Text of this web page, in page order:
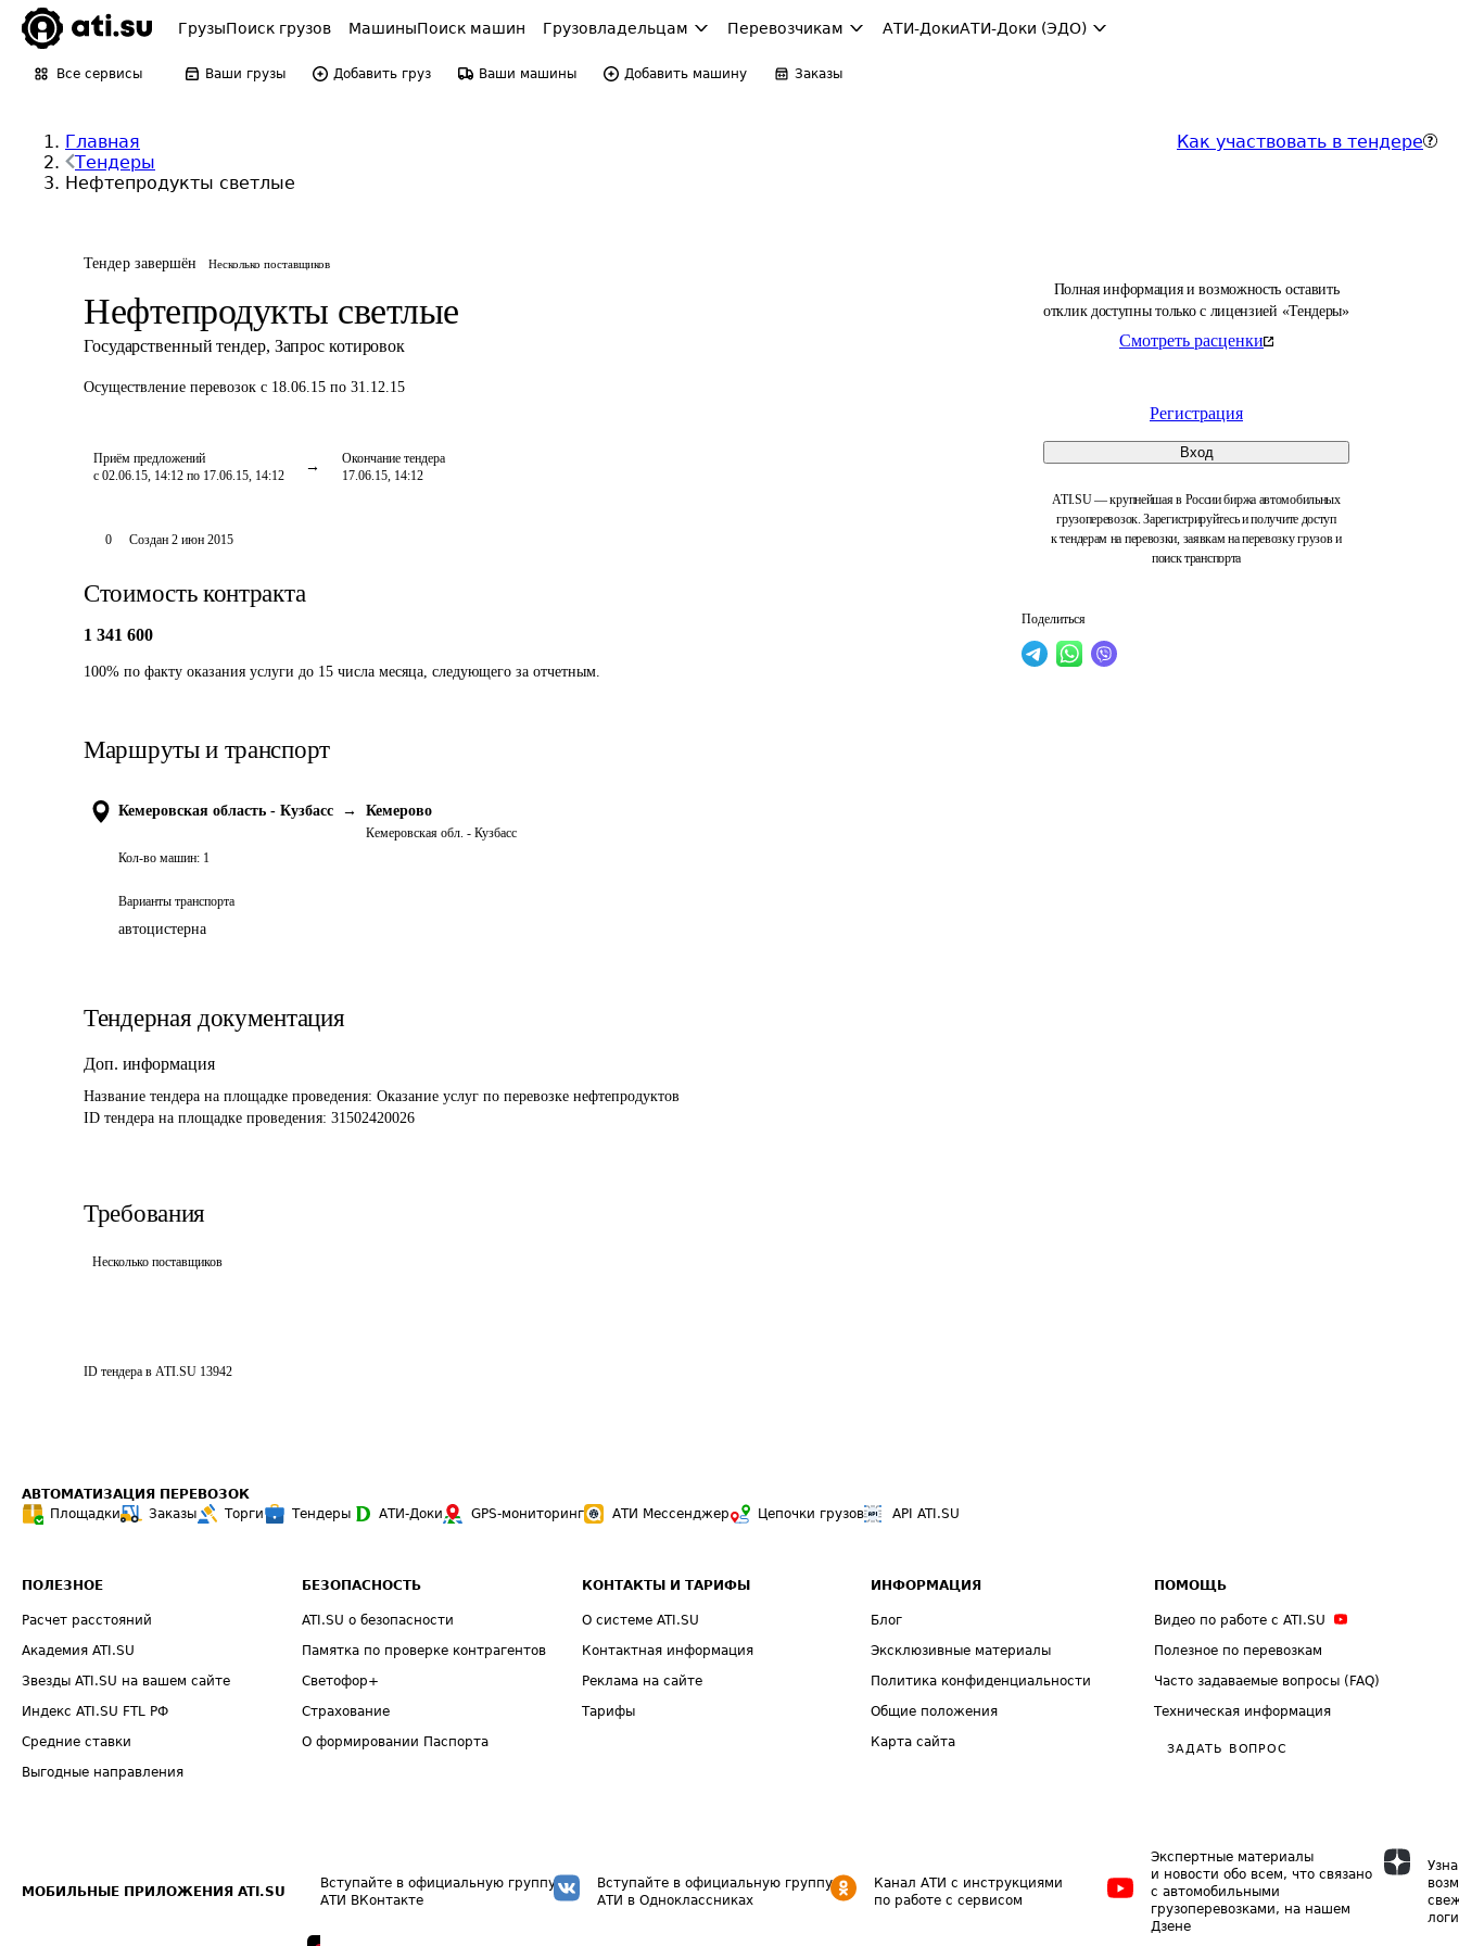
ГрузыПоиск грузов МашиныПоиск машин Грузовладельцам Перевозчикам АТИ-ДокиАТИ-Доки (ЭДО)
Все сервисы Ваши грузы Добавить груз Ваши машины Добавить машину Заказы
Главная
Тендеры
Нефтепродукты светлые
Как участвовать в тендере
Тендер завершён Несколько поставщиков
Нефтепродукты светлые
Государственный тендер, Запрос котировок
Осуществление перевозок с 18.06.15 по 31.12.15
Приём предложений
с 02.06.15, 14:12 по 17.06.15, 14:12
Окончание тендера
17.06.15, 14:12
Полная информация и возможность оставить
отклик доступны только с лицензией «Тендеры»
Смотреть расценки
Регистрация
Вход
ATI.SU — крупнейшая в России биржа автомобильных
грузоперевозок. Зарегистрируйтесь и получите доступ
к тендерам на перевозки, заявкам на перевозку грузов и
поиск транспорта
Поделиться
0 Создан 2 июн 2015
Стоимость контракта
1 341 600
100% по факту оказания услуги до 15 числа месяца, следующего за отчетным.
Маршруты и транспорт
Кемеровская область - Кузбасс → Кемерово
Кемеровская обл. - Кузбасс
Кол-во машин: 1
Варианты транспорта
автоцистерна
Тендерная документация
Доп. информация
Название тендера на площадке проведения: Оказание услуг по перевозке нефтепродуктов
ID тендера на площадке проведения: 31502420026
Требования
Несколько поставщиков
ID тендера в ATI.SU 13942
АВТОМАТИЗАЦИЯ ПЕРЕВОЗОК
Площадки
Заказы Торги Тендеры АТИ-Доки GPS-мониторинг АТИ Мессенджер Цепочки грузов API ATI.SU
ПОЛЕЗНОЕ
Расчет расстояний
Академия ATI.SU
Звезды ATI.SU на вашем сайте
Индекс ATI.SU FTL РФ
Средние ставки
Выгодные направления
БЕЗОПАСНОСТЬ
ATI.SU о безопасности
Памятка по проверке контрагентов
Светофор+
Страхование
О формировании Паспорта
КОНТАКТЫ И ТАРИФЫ
О системе ATI.SU
Контактная информация
Реклама на сайте
Тарифы
ИНФОРМАЦИЯ
Блог
Эксклюзивные материалы
Политика конфиденциальности
Общие положения
Карта сайта
ПОМОЩЬ
Видео по работе с ATI.SU
Полезное по перевозкам
Часто задаваемые вопросы (FAQ)
Техническая информация
ЗАДАТЬ ВОПРОС
МОБИЛЬНЫЕ ПРИЛОЖЕНИЯ ATI.SU
Вступайте в официальную группу
АТИ ВКонтакте
Вступайте в официальную группу
АТИ в Одноклассниках
Канал АТИ с инструкциями
по работе с сервисом
Экспертные материалы
и новости обо всем, что связано
с автомобильными
грузоперевозками, на нашем
Дзене